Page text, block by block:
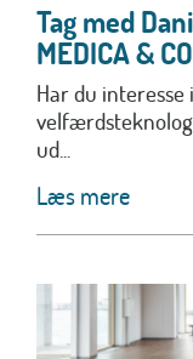
Tag med
MEDICA &
Har du
ud...
Læs mere